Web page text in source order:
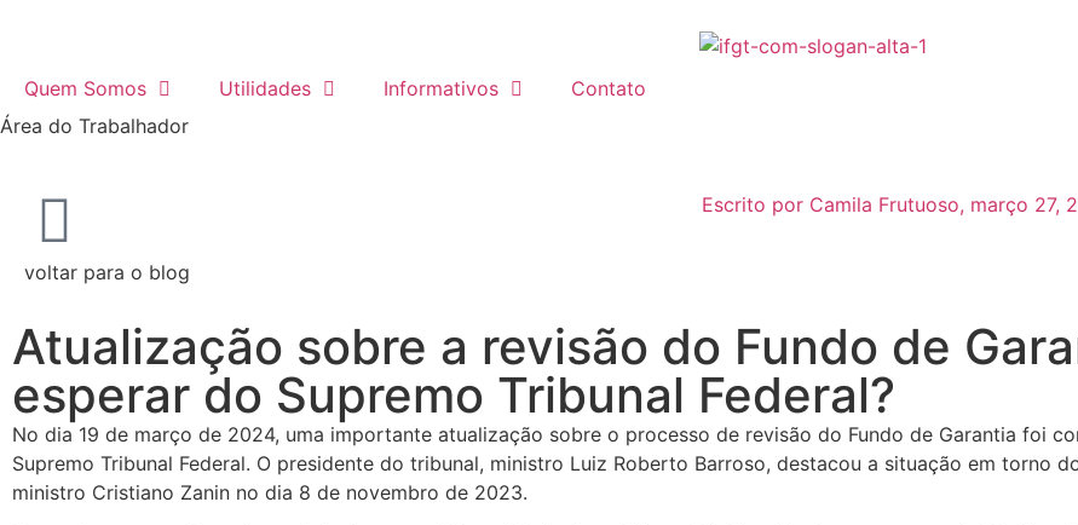
Quem Somos Utilidades Informativos
Contato
Área do Trabalhador
voltar para o blog
Escrito por Camila Frutuoso, março 27,
Atualização sobre a revisão do Fundo de
esperar do Supremo Tribunal Federal?
No dia 19 de março de 2024, uma importante atualização sobre o processo de revisão do Fundo de Garantia foi
Supremo Tribunal Federal. O presidente do tribunal, ministro Luiz Roberto Barroso, destacou a situação em torno
ministro Cristiano Zanin no dia 8 de novembro de 2023.